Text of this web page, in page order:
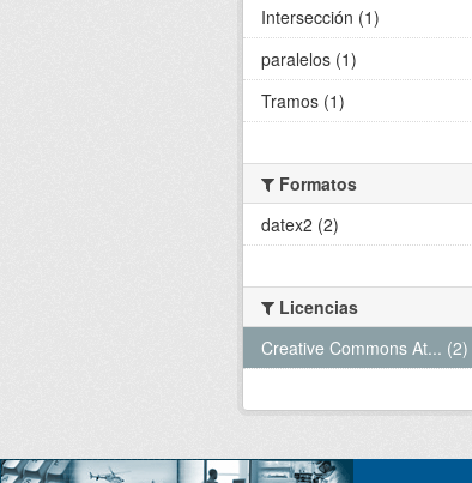
Intersección (1)
paralelos (1)
Tramos (1)
Formatos
datex2 (2)
Licencias
Creative Commons At... (2)